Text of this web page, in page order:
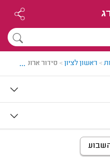
> ראשון לציון> סידור ארונות
...